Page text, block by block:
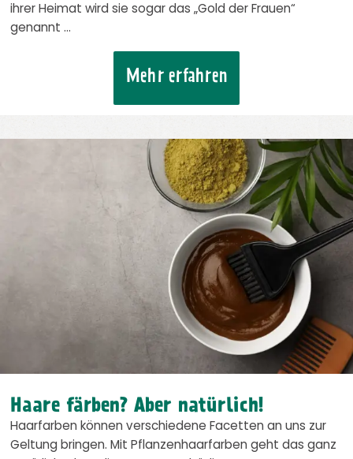
ihrer Heimat wird sie sogar das „Gold der Frauen“
genannt …
Mehr erfahren
Haare färben? Aber natürlich!
Haarfarben können verschiedene Facetten an uns zur
Geltung bringen. Mit Pflanzenhaarfarben geht das ganz